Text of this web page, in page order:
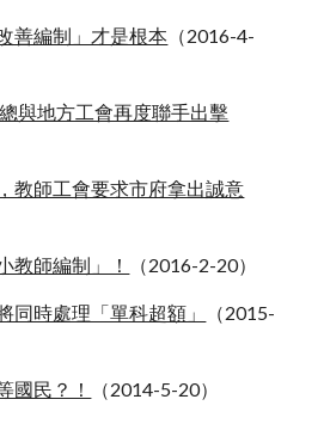
善編制」才是根本 （2016-4-
與地方工會再度聯手出擊
教師工會要求市府拿出誠意
教師編制」！ （2016-2-20）
同時處理「單科超額」
（2015-
國民？！ （2014-5-20）